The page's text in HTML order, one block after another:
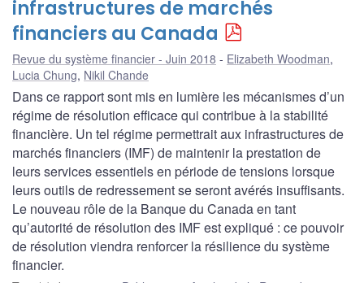
infrastructures de marchés
financiers au Canada
Revue du système financier - Juin 2018 Elizabeth Woodman,
Lucia Chung, Nikil Chande
Dans ce rapport sont mis en lumière les mécanismes d’un
régime de résolution efficace qui contribue à la stabilité
financière. Un tel régime permettrait aux infrastructures de
marchés financiers (IMF) de maintenir la prestation de
leurs services essentiels en période de tensions lorsque
leurs outils de redressement se seront avérés insuffisants.
Le nouveau rôle de la Banque du Canada en tant
qu’autorité de résolution des IMF est expliqué : ce pouvoir
de résolution viendra renforcer la résilience du système
financier.